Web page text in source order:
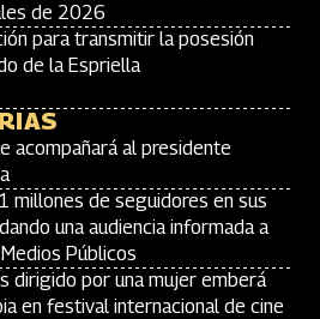
de 2026
para transmitir la posesión
de la Espriella
acompañará al presidente
millones de seguidores en sus
una audiencia informada a
Públicos
dirigido por una mujer emberá
en festival internacional de cine